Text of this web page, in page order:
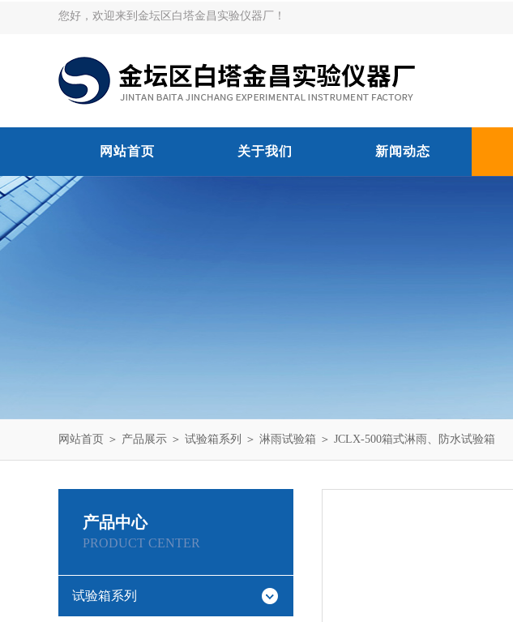
您好，欢迎来到金坛区白塔金昌实验仪器厂！
网站首页 关于我们 新闻动态
网站首页 ＞ 产品展示 ＞ 试验箱系列 ＞ 淋雨试验箱 ＞ JCLX-500箱式淋雨、防水试验箱
产品中心
PRODUCT CENTER
试验箱系列